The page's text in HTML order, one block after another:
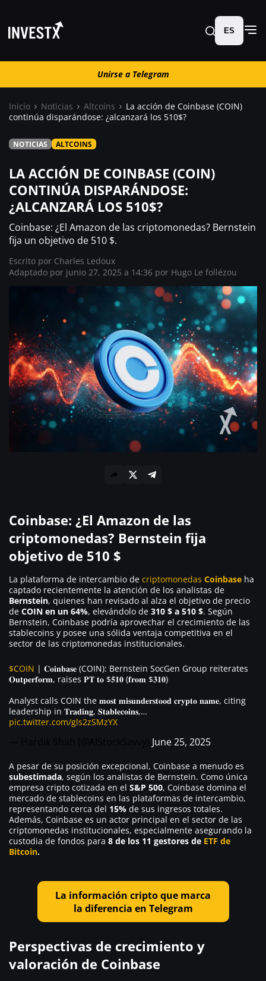
Unirse a Telegram
Noticias
Trading
¿ Dónde comprar ?
ES
Unirse a Telegram
Inicio Noticias Altcoins
La acción de Coinbase (COIN)
continúa disparándose: ¿alcanzará los 510$?
NOTICIAS ALTCOINS
LA ACCIÓN DE COINBASE (COIN)
CONTINÚA DISPARÁNDOSE:
¿ALCANZARÁ LOS 510$?
Coinbase: ¿El Amazon de las criptomonedas? Bernstein
fija un objetivo de 510 $.
Escrito por Charles Ledoux
Adaptado por junio 27, 2025 a 14:36 por Hugo Le follézou
Coinbase: ¿El Amazon de las
criptomonedas? Bernstein fija
objetivo de 510 $
La plataforma de intercambio de criptomonedas Coinbase ha
captado recientemente la atención de los analistas de
Bernstein, quienes han revisado al alza el objetivo de precio
de COIN en un 64%, elevándolo de 310 $ a 510 $. Según
Bernstein, Coinbase podría aprovechar el crecimiento de las
stablecoins y posee una sólida ventaja competitiva en el
sector de las criptomonedas institucionales.
$COIN | 𝐂𝐨𝐢𝐧𝐛𝐚𝐬𝐞 (COIN): Bernstein SocGen Group reiterates
𝐎𝐮𝐭𝐩𝐞𝐫𝐟𝐨𝐫𝐦, raises 𝐏𝐓 𝐭𝐨 $𝟓𝟏𝟎 (𝐟𝐫𝐨𝐦 $𝟑𝟏𝟎)
Analyst calls COIN the 𝐦𝐨𝐬𝐭 𝐦𝐢𝐬𝐮𝐧𝐝𝐞𝐫𝐬𝐭𝐨𝐨𝐝 𝐜𝐫𝐲𝐩𝐭𝐨 𝐧𝐚𝐦𝐞, citing
leadership in 𝐓𝐫𝐚𝐝𝐢𝐧𝐠, 𝐒𝐭𝐚𝐛𝐥𝐞𝐜𝐨𝐢𝐧𝐬,…
pic.twitter.com/gls2zSMzYX
June 25, 2025
A pesar de su posición excepcional, Coinbase a menudo es
subestimada, según los analistas de Bernstein. Como única
empresa cripto cotizada en el S&P 500, Coinbase domina el
mercado de stablecoins en las plataformas de intercambio,
representando cerca del 15% de sus ingresos totales.
Además, Coinbase es un actor principal en el sector de las
criptomonedas institucionales, especialmente asegurando la
custodia de fondos para 8 de los 11 gestores de ETF de
Bitcoin.
La información cripto que marca
la diferencia en Telegram
Perspectivas de crecimiento y
valoración de Coinbase